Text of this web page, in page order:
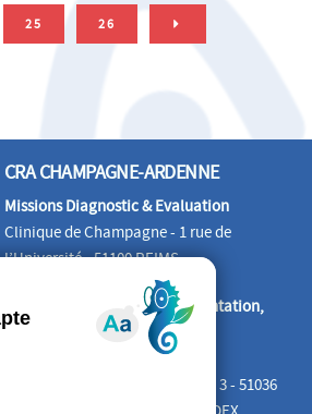
25 26
CRA CHAMPAGNE-ARDENNE
Missions Diagnostic & Evaluation
Clinique de Champagne - 1 rue de
l’Université - 51100 REIMS
Missions Information, Documentation,
Formation, Etudes
Cité Administrative Tirlet – Bât. 3 - 51036